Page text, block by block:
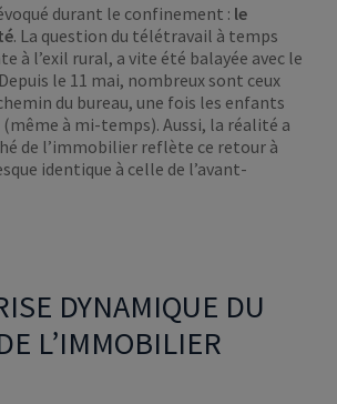
durant le confinement : le
. La question du télétravail à temps
à l’exil rural, a vite été balayée avec le
le 11 mai, nombreux sont ceux
du bureau, une fois les enfants
(même à mi-temps). Aussi, la réalité a
de l’immobilier reflète ce retour à
identique à celle de l’avant-
DYNAMIQUE DU
L’IMMOBILIER